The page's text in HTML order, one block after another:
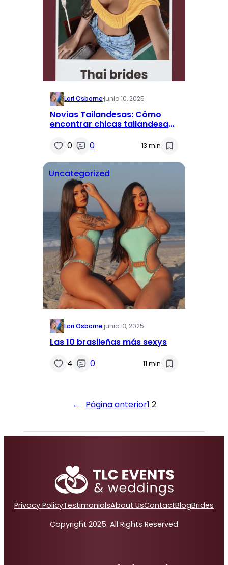
Lori Osborne·junio 10, 2025
Novias Tailandesas: Cómo
encontrar chicas tailandesas
0
0 13 min
Uncategorized
Lori Osborne·junio 13, 2025
Las 10 brasileñas más sexys
4
0 11 min
← Página anterior1 2
Privacy PolicyTestimonialsAbout UsContactBlogBrides
Copyright 2025. All Rights Reserved